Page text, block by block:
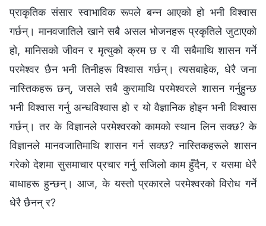
प्राकृतिक संसार स्वाभाविक रूपले बन्‍न आएको हो भनी विश्‍वास
गर्छन्। मानवजातिले खाने सबै असल भोजनहरू प्रकृतिले जुटाएको
हो, मानिसको जीवन र मृत्युको क्रम छ र यी सबैमाथि शासन गर्ने
परमेश्‍वर छैन भनी तिनीहरू विश्‍वास गर्छन्। त्यसबाहेक, धेरै जना
नास्तिकहरू छन्, जसले सबै कुरामाथि परमेश्‍वरले शासन गर्नुहुन्छ
भनी विश्‍वास गर्नु अन्धविश्‍वास हो र यो वैज्ञानिक होइन भनी विश्‍वास
गर्छन्। तर के विज्ञानले परमेश्‍वरको कामको स्थान लिन सक्छ? के
विज्ञानले मानवजातिमाथि शासन गर्न सक्छ? नास्तिकहरूले शासन
गरेको देशमा सुसमाचार प्रचार गर्नु सजिलो काम हुँदैन, र यसमा धेरै
बाधाहरू हुन्छन्। आज, के यस्तो प्रकारले परमेश्‍वरको विरोध गर्ने
धेरै छैनन् र?